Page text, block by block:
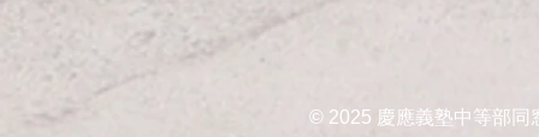
© 2025 慶應義塾中等部同